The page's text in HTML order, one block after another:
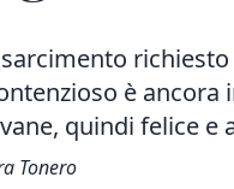
è ancora
quindi felice e
Tonero